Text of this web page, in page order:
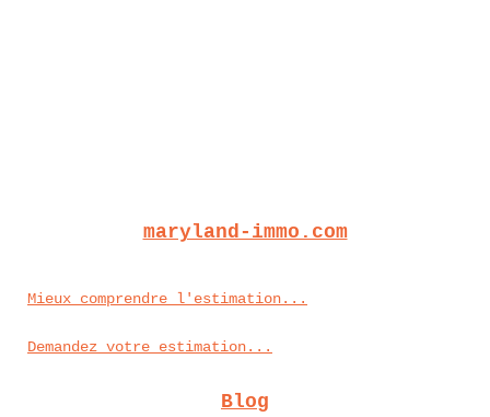
maryland-immo.com
Mieux comprendre l'estimation...
Demandez votre estimation...
Blog